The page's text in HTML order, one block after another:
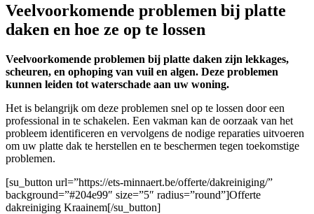
Veelvoorkomende problemen bij platte
daken en hoe ze op te lossen
Veelvoorkomende problemen bij platte daken zijn lekkages,
scheuren, en ophoping van vuil en algen. Deze problemen
kunnen leiden tot waterschade aan uw woning.
Het is belangrijk om deze problemen snel op te lossen door een
professional in te schakelen. Een vakman kan de oorzaak van het
probleem identificeren en vervolgens de nodige reparaties uitvoeren
om uw platte dak te herstellen en te beschermen tegen toekomstige
problemen.
[su_button url=”https://ets-minnaert.be/offerte/dakreiniging/”
background=”#204e99″ size=”5″ radius=”round”]Offerte
dakreiniging Kraainem[/su_button]